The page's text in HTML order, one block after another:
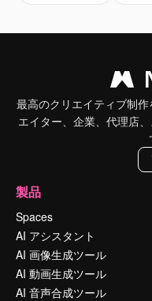
最高のクリエイティブ制
エイター、企業、代理店
製品
Spaces
AI アシスタント
AI 画像生成ツール
AI 動画生成ツール
AI 音声合成ツール